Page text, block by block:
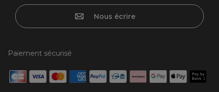
Nous écrire
Paiement sécurisé